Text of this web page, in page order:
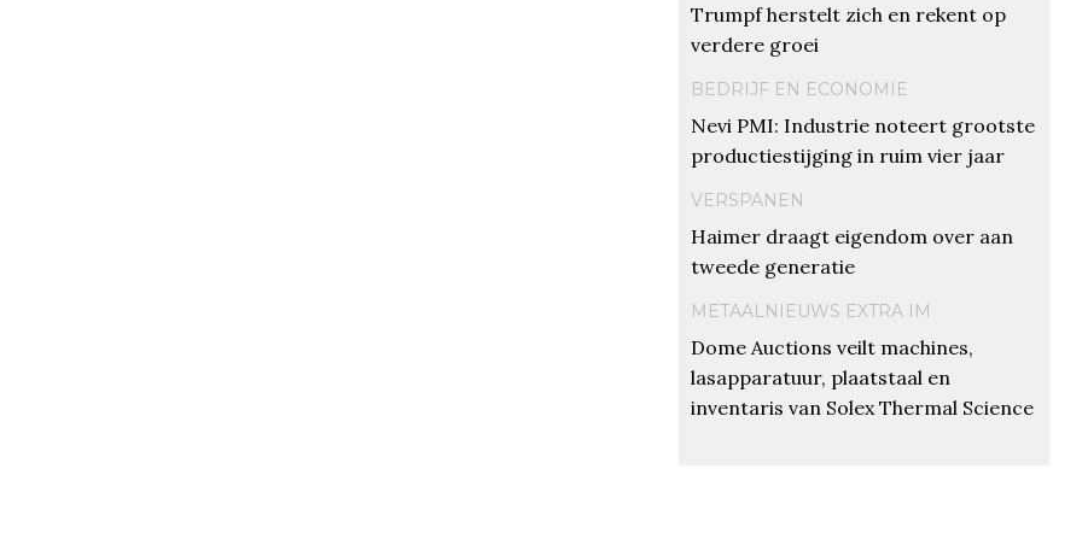
Trumpf herstelt zich en rekent op
verdere groei
BEDRIJF EN ECONOMIE
Nevi PMI: Industrie noteert grootste
productiestijging in ruim vier jaar
VERSPANEN
Haimer draagt eigendom over aan
tweede generatie
METAALNIEUWS EXTRA IM
Dome Auctions veilt machines,
lasapparatuur, plaatstaal en
inventaris van Solex Thermal Science